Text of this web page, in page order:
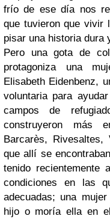
frío de ese día nos
que tuvieron que vivir
pisar una historia dura
Pero una gota de
protagoniza una
Elisabeth Eidenbenz,
voluntaria para
campos de
construyeron más
Barcarès,
que allí se
tenido recientemente
condiciones en las
adecuadas; una
hijo o moría ella en